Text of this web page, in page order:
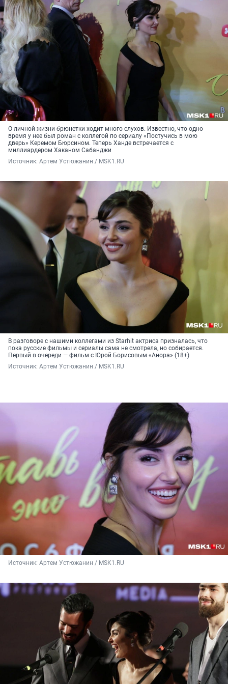
О личной жизни брюнетки ходит много слухов. Известно, что одно
время у нее был роман с коллегой по сериалу «Постучись в мою
дверь» Керемом Бюрсином. Теперь Ханде встречается с
миллиардером Хаканом Сабанджи
Источник: Артем Устюжанин / MSK1.RU
В разговоре с нашими коллегами из Starhit актриса призналась, что
пока русские фильмы и сериалы сама не смотрела, но собирается.
Первый в очереди — фильм с Юрой Борисовым «Анора» (18+)
Источник: Артем Устюжанин / MSK1.RU
Источник: Артем Устюжанин / MSK1.RU